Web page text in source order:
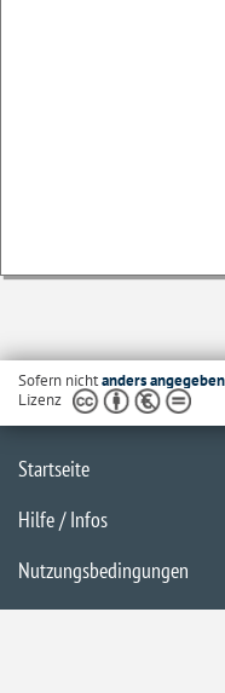
Sofern nichtanders angegeben
Lizenz
Startseite
Hilfe / Infos
Nutzungsbedingungen